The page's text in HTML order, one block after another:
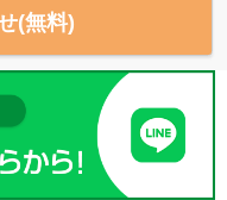
(無料)